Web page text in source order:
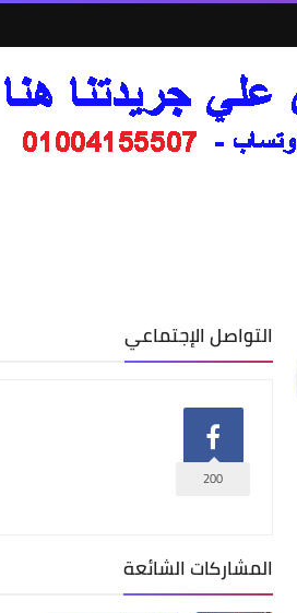
التواصل الإجتماعي
200
المشاركات الشائعة